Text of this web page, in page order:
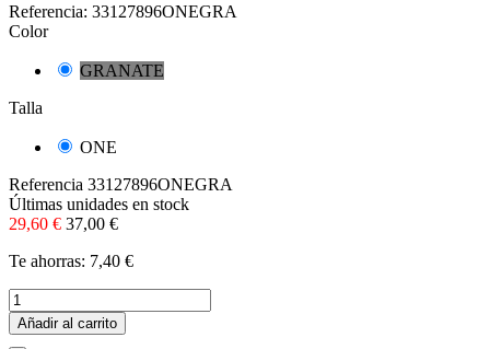
Referencia: 33127896ONEGRA
Color
GRANATE
Talla
ONE
Referencia 33127896ONEGRA
Últimas unidades en stock
29,60 € 37,00 €
Te ahorras: 7,40 €
Añadir al carrito